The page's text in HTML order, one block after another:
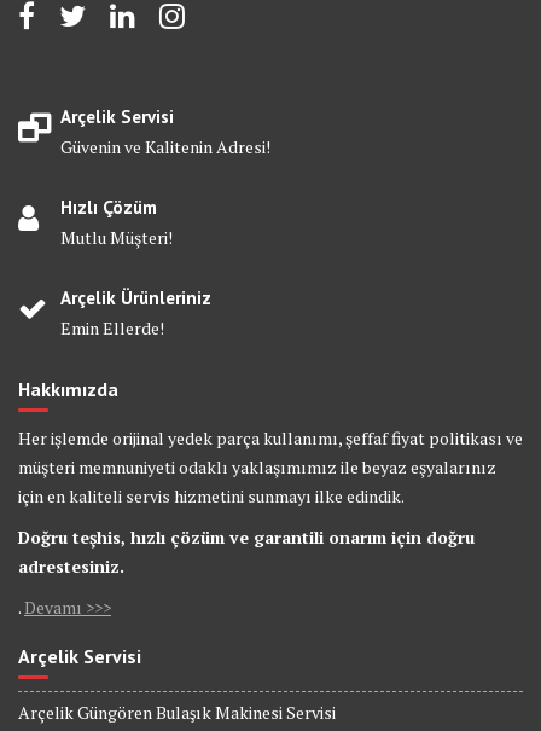
Arçelik Servisi
Güvenin ve Kalitenin Adresi!
Hızlı Çözüm
Mutlu Müşteri!
Arçelik Ürünleriniz
Emin Ellerde!
Hakkımızda
Her işlemde orijinal yedek parça kullanımı, şeffaf fiyat politikası ve
müşteri memnuniyeti odaklı yaklaşımımız ile beyaz eşyalarınız
için en kaliteli servis hizmetini sunmayı ilke edindik.
Doğru teşhis, hızlı çözüm ve garantili onarım için doğru
adrestesiniz.
.Devamı >>>
Arçelik Servisi
Arçelik Güngören Bulaşık Makinesi Servisi